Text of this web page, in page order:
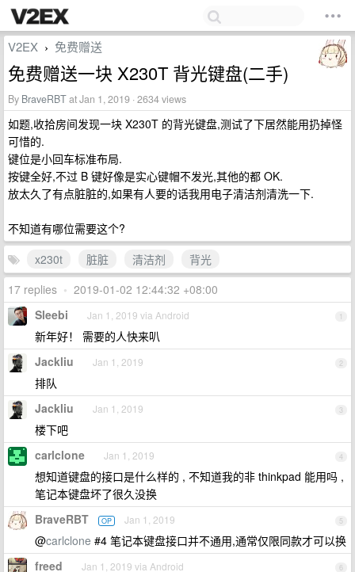
V2EX › 免费赠送
免费赠送一块 X230T 背光键盘(二手)
By BraveRBTat Jan 1, 2019 · 2634 views
如题,收拾房间发现一块 X230T 的背光键盘,测试了下居然能用扔掉怪
可惜的.
键位是小回车标准布局.
按键全好,不过 B 键好像是实心键帽不发光,其他的都 OK.
放太久了有点脏脏的,如果有人要的话我用电子清洁剂清洗一下.
不知道有哪位需要这个?
x230t
脏脏 清洁剂
背光
17 replies • 2019-01-02 12:44:32 +08:00
1
Sleebi Jan 1, 2019 via Android
新年好！ 需要的人快来叭
2
Jackliu Jan 1, 2019
排队
3
Jackliu Jan 1, 2019
楼下吧
4
carlclone Jan 1, 2019
想知道键盘的接口是什么样的 , 不知道我的非 thinkpad 能用吗 ,
笔记本键盘坏了很久没换
5
BraveRBT OP Jan 1, 2019
@carlclone #4 笔记本键盘接口并不通用,通常仅限同款才可以换
6
freed Jan 1, 2019 via Android